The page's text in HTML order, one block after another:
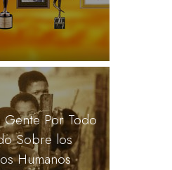
Gente Por Todo
Sobre los
Humanos